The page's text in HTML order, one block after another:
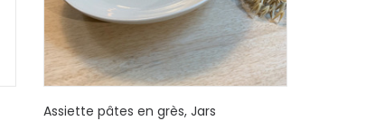
Assiette pâtes en grès, Jars